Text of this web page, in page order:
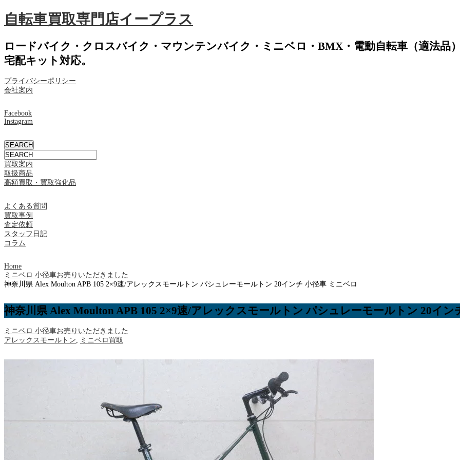
自転車買取専門店イープラス
ロードバイク・クロスバイク・マウンテンバイク・ミニベロ・BMX・電動自転車（適法品
宅配キット対応。
プライバシーポリシー
会社案内
Facebook
Instagram
買取案内
取扱商品
高額買取・買取強化品
よくある質問
買取事例
査定依頼
スタッフ日記
コラム
Home
ミニベロ 小径車お売りいただきました
神奈川県 Alex Moulton APB 105 2×9速/アレックスモールトン パシュレーモールトン 20インチ 小径車 ミニベロ
神奈川県 Alex Moulton APB 105 2×9速/アレックスモールトン パシュレーモールトン 20イン
ミニベロ 小径車お売りいただきました
アレックスモールトン, ミニベロ買取